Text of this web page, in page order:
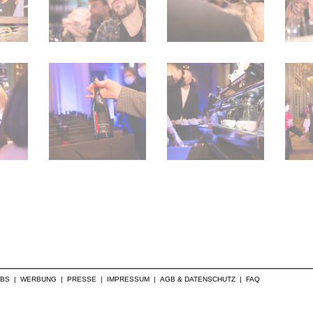
| WERBUNG | PRESSE | IMPRESSUM | AGB & DATENSCHUTZ | FAQ